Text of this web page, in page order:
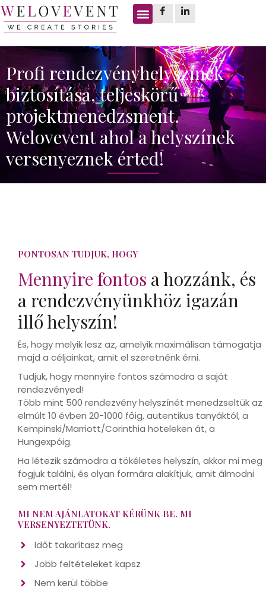
Profi rendezvényhelyszínek
biztosítása, teljeskörű
projektmenedzsment.
Welovevent ahol a helyszínek
versenyeznek érted!
PONTOSAN TUDJUK, HOGY
Mennyire fontos a hozzánk, és
a rendezvényünkhöz igazán
illő helyszín!
És, hogy melyik lesz az, amelyik maximálisan támogatja
majd a céljainkat, amit el szeretnénk érni.
Tudjuk, hogy mennyire fontos számodra a saját
rendezvényed!
Több mint 500 rendezvény helyszínét menedzseltük az
elmúlt 10 évben 20-1000 főig, autentikus tanyáktól, a
Kempinski/Marriott/Corinthia hoteleken át, a
Hungexpóig.
Ha létezik számodra a tökéletes helyszín, akkor mi meg
fogjuk találni, és olyan formára alakítjuk, amit álmodni
sem mertél!
MI NEM AJÁNLATOKAT KÉRÜNK BE. MI
VERSENYEZTETÜNK.
Időt takarítasz meg
Jobb feltételeket kapsz
Nem kerül többe